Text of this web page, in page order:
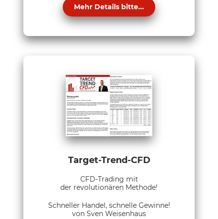
Mehr Details bitte...
Target-Trend-CFD
CFD-Trading mit
der revolutionären Methode!
Schneller Handel, schnelle Gewinne!
von Sven Weisenhaus